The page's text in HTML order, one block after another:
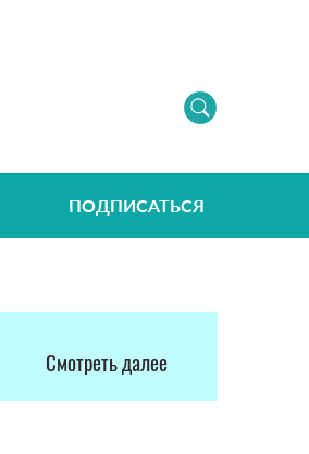
ПОДПИСАТЬСЯ
Смотреть далее